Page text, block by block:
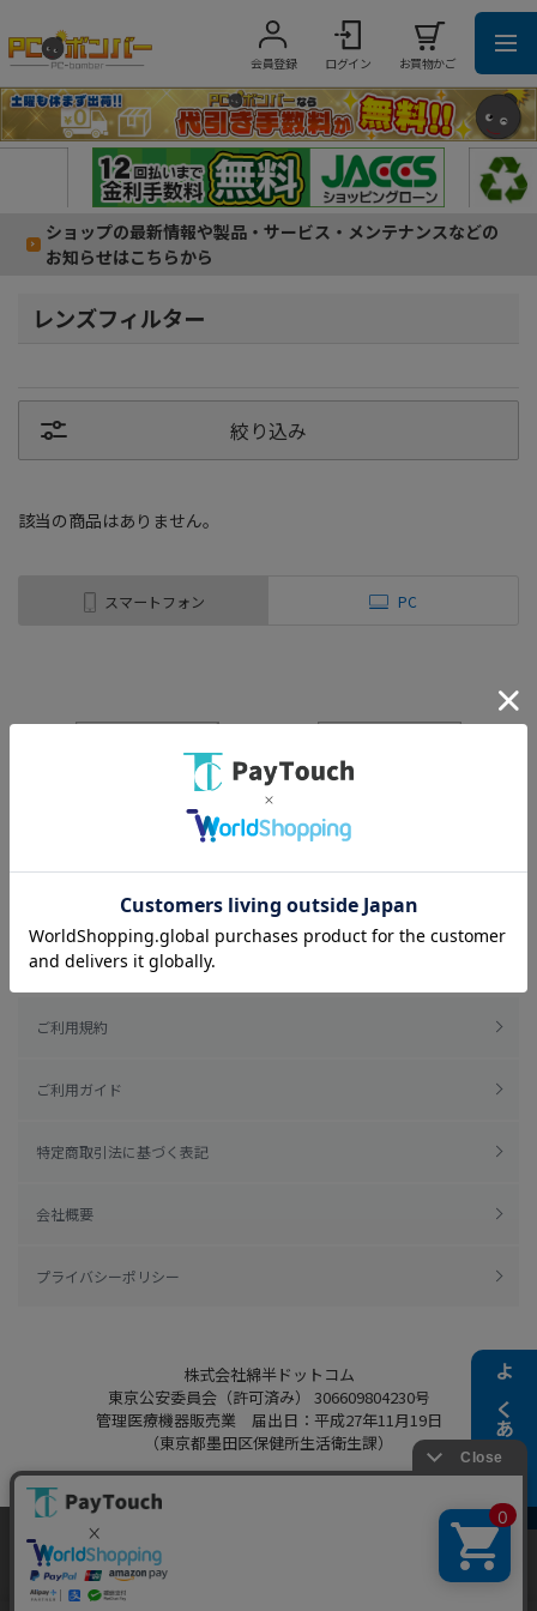
会員登録 ログイン お買物かご
ショップの最新情報や製品・サービス・メンテナンスなどの
お知らせはこちらから
よくある質問
レンズフィルター
絞り込み
該当の商品はありません。
スマートフォン PC
ご利用規約
ご利用ガイド
特定商取引法に基づく表記
会社概要
プライバシーポリシー
株式会社綿半ドットコム
東京公安委員会（許可済み） 306609804230号
管理医療機器販売業 届出日：平成27年11月19日
（東京都墨田区保健所生活衛生課）
Copyright 2022
Powered by Watahan Partners Co., Ltd.
当ウェブサイトでは、お客様により良いサービス
をご提供するため、クッキーを利用しています。
サイト利用を継続することにより、クッキーの使
同意する